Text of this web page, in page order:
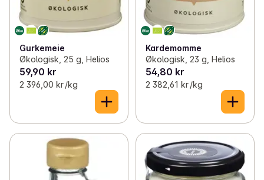
Gurkemeie
Økologisk, 25 g, Helios
59,90 kr
2 396,00 kr /kg
Kardemomme
Økologisk, 23 g, Helios
54,80 kr
2 382,61 kr /kg